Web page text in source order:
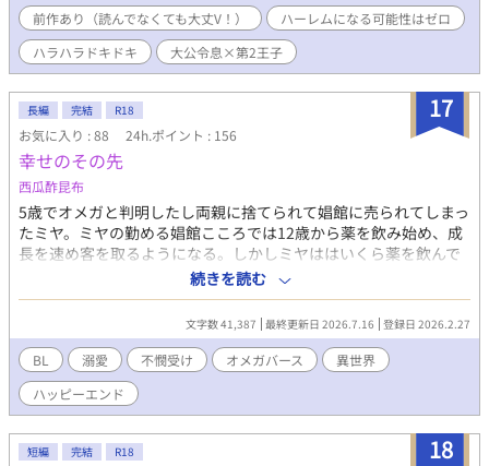
ク死したアディオンに代わり、俺、こと木更津与一はエウローペ
ー国の第2王子になってしまった。 しかも、ここは腐ってた姉貴が
やってたBLゲーム『虹恋』の世界。あれ？アディオンってイリス
にふられたらもう出番がないよなーー？じゃあ後は好みの女性と
結婚して、のんびりさせてもらおうかな〜。 ーーと、思ったのも
つかの間、親友はいきなり告白してくるし、イリスの親父には無
理を言われるし、そして何よりこの世界には『女』がいないんだ
よーーー！ アザ花種と呼ばれる男が子供を産むらしいけど、何な
のそれ？俺は絶対に生涯独身を通してやるーーーッ！！ーーって
決意した俺の前に、なんでだか胸がドキドキするイケメンがあら
われちゃった〜。どうしよう、俺ーー……。かなり、ヤバイかも
ーー♡ ※えっちな話には☆マークがあります。苦手な方はご注意
ください。 ※ 挿絵はAIを使用していますが、あくまでイメージ画
像になります。 ※ 世界観は『アレが欲しいだけですの。ー愛人か
ら旦那様を寝取る目的はひとつですー』と同じになります。 主役
ではありませんが、サキナとエドアルドもでてきます。
前作あり（読んでなくても大丈V！）
ハーレムになる可能性はゼロ
ハラハラドキドキ
大公令息×第2王子
17
長編 完結 R18
お気に入り : 88 24h.ポイント : 156
幸せのその先
西瓜酢昆布
5歳でオメガと判明したし両親に捨てられて娼館に売られてしまっ
たミヤ。ミヤの勤める娼館こころでは12歳から薬を飲み始め、成
長を速め客を取るようになる。しかしミヤははいくら薬を飲んで
も発情期が来なかった。オメガであるにも関わらずフェロモンが
薄く発情期の来ないミヤは人気が出るはずもなかった。こころで
は17歳になるまでに固定客5人を持つことができなければ、オー
クションにかけられ環境が悪い娼館に売られる。運が良ければ商
人や貴族の専属男娼や愛人としても拾ってもらうことができるら
しいが、固定客が一人もいないミヤにそんな望みはなかった。ど
れだけ薬の量を増やしてもオメガ性は開花せず、固定客も取れな
いままミヤはとうとう17歳になりオークションにかけられること
に……
続きを読む
文字数 41,387 最終更新日 2026.7.16 登録日 2026.2.27
BL 溺愛 不憫受け オメガバース
異世界
ハッピーエンド
18
短編 完結 R18